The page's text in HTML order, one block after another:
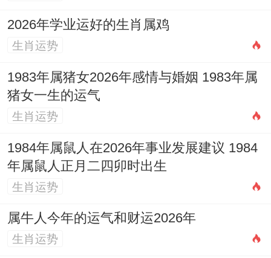
星也可可以让双方沟通减少，感到情感上的
这一年家庭内部易因金钱利用、子女教育或
房产事务产生分歧，维护感情稳定的关键，
在于加强包容与有效沟通，避免将工作压力
带回家庭，可考虑与伴侣进行短途旅行（应
「驿马」之动），在变化的环境中增进感
情，单身的生肖猪人士，桃花机遇不多，且
2026年学业运好的生肖属鸡
生肖运势
1983年属猪女2026年感情与婚姻 1983年属
猪女一生的运气
生肖运势
1984年属鼠人在2026年事业发展建议 1984
年属鼠人正月二四卯时出生
生肖运势
属牛人今年的运气和财运2026年
生肖运势